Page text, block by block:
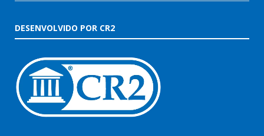
DESENVOLVIDO POR CR2